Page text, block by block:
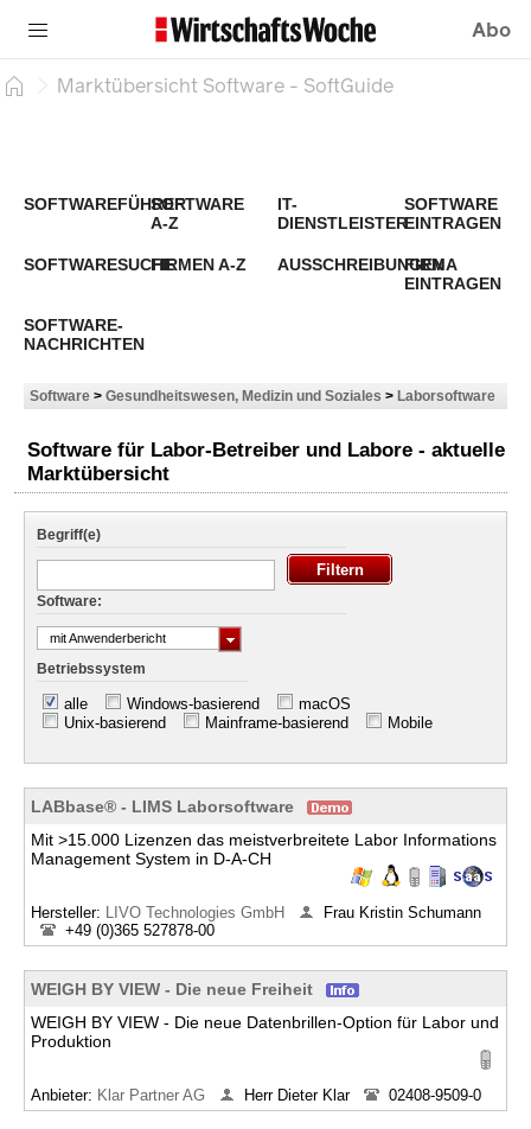
Abo
Marktübersicht Software - SoftGuide
SOFTWAREFÜHRERSOFTWARE
A-Z
IT-
DIENSTLEISTER
SOFTWARE
EINTRAGEN
SOFTWARESUCHEFIRMEN A-Z AUSSCHREIBUNGEN
FIRMA
EINTRAGEN
SOFTWARE-
NACHRICHTEN
Software > Gesundheitswesen, Medizin und Soziales > Laborsoftware
Software für Labor-Betreiber und Labore - aktuelle
Marktübersicht
Begriff(e)
Software:
mit Anwenderbericht
Betriebssystem
alle Windows-basierend
macOS
Unix-basierend
Mainframe-basierend Mobile
LABbase® - LIMS Laborsoftware
Mit >15.000 Lizenzen das meistverbreitete Labor Informations
Management System in D-A-CH
Hersteller: LIVO Technologies GmbH
Frau Kristin Schumann
+49 (0)365 527878-00
WEIGH BY VIEW - Die neue Freiheit
WEIGH BY VIEW - Die neue Datenbrillen-Option für Labor und
Produktion
Anbieter: Klar Partner AG Herr Dieter Klar 02408-9509-0